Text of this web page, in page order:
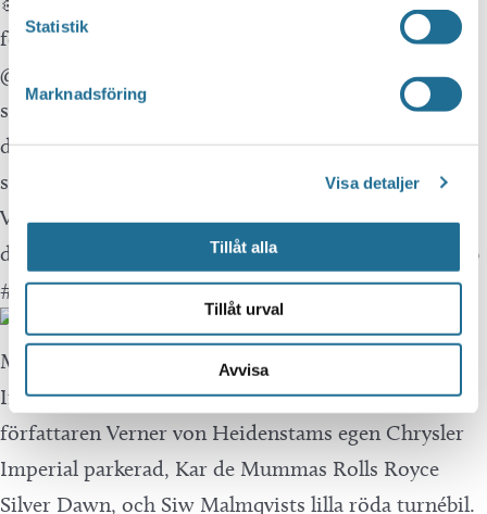
Statistik
Marknadsföring
Visa detaljer
Tillåt alla
Tillåt urval
Avvisa